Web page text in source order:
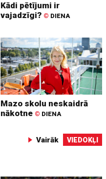
Kādi pētījumi ir
vajadzīgi? © DIENA
Mazo skolu neskaidrā
nākotne © DIENA
Vairāk VIEDOKĻI